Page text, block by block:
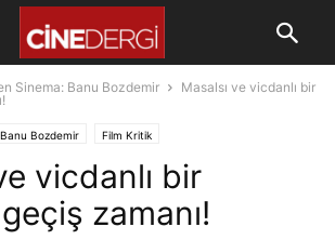
Sinema: Banu Bozdemir
Masalsı ve vicdanlı bir
Bozdemir Film Kritik
vicdanlı bir
zamanı!